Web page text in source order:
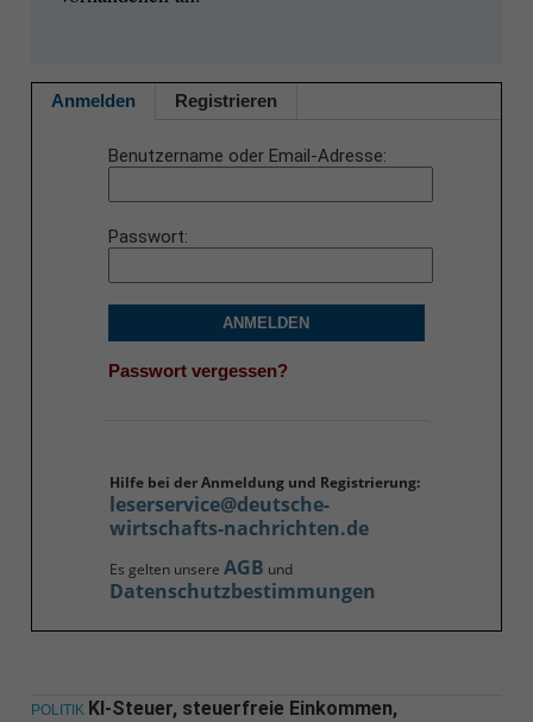
Anmelden Registrieren
Benutzername oder Email-Adresse
Passwort
ANMELDEN
Passwort vergessen?
Hilfe bei der Anmeldung und Registrierung:
leserservice@deutsche-
wirtschafts-nachrichten.de
Es gelten unsere AGB und
Datenschutzbestimmungen
POLITIK KI-Steuer, steuerfreie Einkommen,